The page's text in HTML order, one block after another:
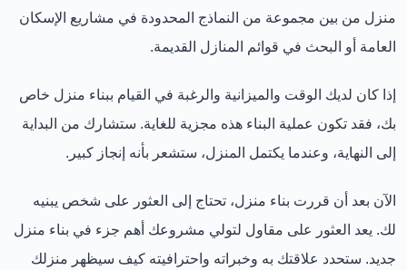
منزل من بين مجموعة من النماذج المحدودة في مشاريع الإسكان
العامة أو البحث في قوائم المنازل القديمة.
إذا كان لديك الوقت والميزانية والرغبة في القيام ببناء منزل خاص
بك، فقد تكون عملية البناء هذه مجزية للغاية. ستشارك من البداية
إلى النهاية، وعندما يكتمل المنزل، ستشعر بأنه إنجاز كبير.
الآن بعد أن قررت بناء منزل، تحتاج إلى العثور على شخص يبنيه
لك. يعد العثور على مقاول لتولي مشروعك أهم جزء في بناء منزل
جديد. ستحدد علاقتك به وخبراته واحترافيته كيف سيظهر منزلك